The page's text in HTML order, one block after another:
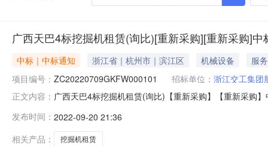
广西天巴4标挖掘机租赁(询比)[重新采购][重新采购]中
中标｜中标通知 浙江省｜杭州市｜滨江区 机械设备
服务
项目编号： ZC20220709GKFW000101 招标单位： 浙江交工集团
正文内容： 广西天巴4标挖掘机租赁(询比)【重新采购】【重新采购
计含税总价868000.00元2、拟成交供应商按照采购文件
山县恒立
发布时间： 2022-09-20 21:36
相关产品：
挖掘机租赁